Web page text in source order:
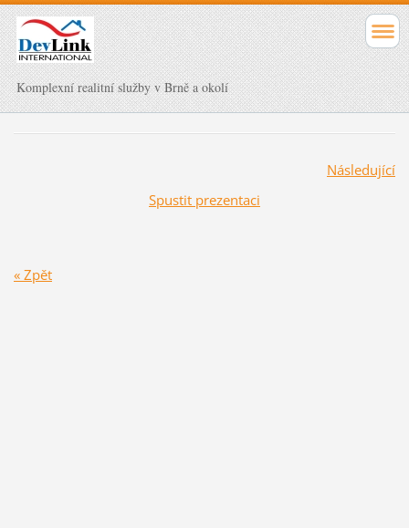
Komplexní realitní služby v Brně a okolí
Následující
Spustit prezentaci
« Zpět